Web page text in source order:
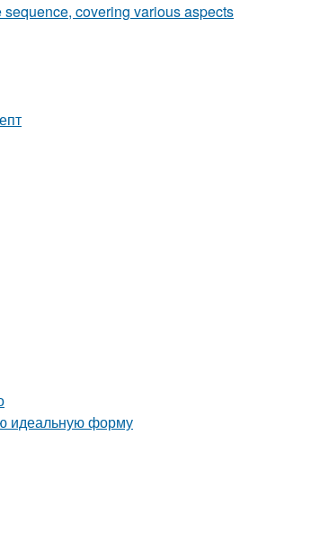
covering various aspects
идеальную форму